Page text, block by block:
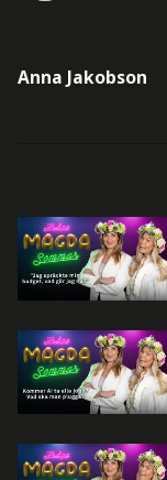
Anna Jakobson